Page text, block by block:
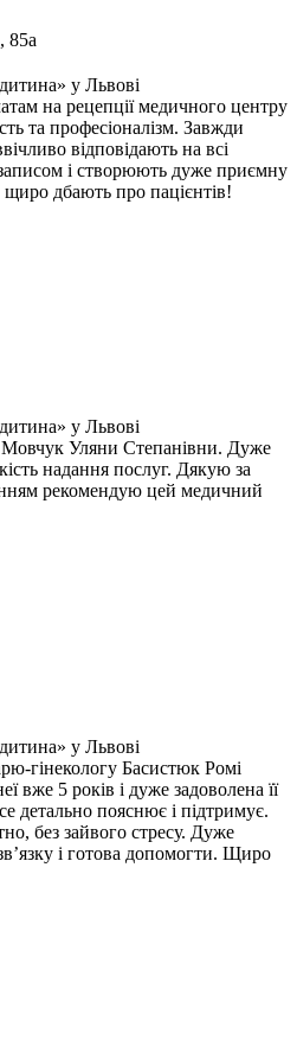
85а
у Львові
на рецепції медичного центру
та професіоналізм. Завжди
відповідають на всі
і створюють дуже приємну
дбають про пацієнтів!
у Львові
Мовчук Уляни Степанівни. Дуже
надання послуг. Дякую за
рекомендую цей медичний
у Львові
гінекологу Басистюк Ромі
вже 5 років і дуже задоволена її
детально пояснює і підтримує.
без зайвого стресу. Дуже
і готова допомогти. Щиро